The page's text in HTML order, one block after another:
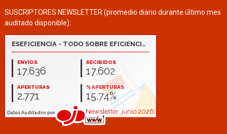
SUSCRIPTORES NEWSLETTER (promedio diario durante último mes
auditado disponible):